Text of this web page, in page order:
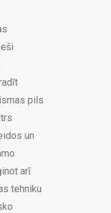
pils
un
arī
tehniku